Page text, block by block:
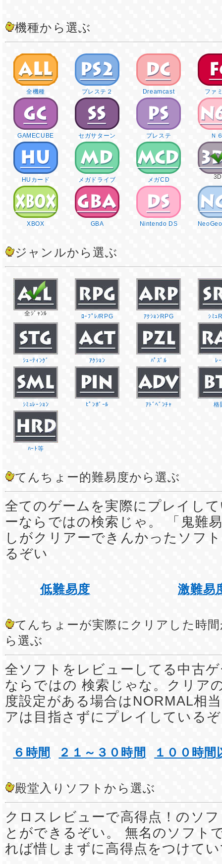
機種から選ぶ
全機種 プレステ２ Dreamcast ファ
GAMECUBE セガサターン プレステ Ｎ
HUカード メガドライブ メガCD
XBOX GBA Nintendo DS
ジャンルから選ぶ
全ｼﾞｬﾝﾙ ﾛｰﾌﾟﾚ/RPG ｱｸｼｮﾝRPG ｼﾐｭ
ｼｭｰﾃｨﾝｸﾞ ｱｸｼｮﾝ ﾊﾟｽﾞﾙ ﾚ
ｼﾐｭﾚｰｼｮﾝ ﾋﾟﾝﾎﾞｰﾙ ｱﾄﾞﾍﾞﾝﾁｬ 格
ﾊｰﾄ等
てんちょー的難易度から選ぶ
全てのゲームを実際にプレイし
ーならではの検索じゃ。 「鬼難
しがクリアーできんかったソフ
るぞい
低難易度 激難易
てんちょーが実際にクリアした時
ら選ぶ
全ソフトをレビューしてる中古
ならではの 検索じゃな。クリア
度設定がある場合はNORMAL相
アは目指さずにプレイしている
６時間 ２１～３０時間 １００時間
殿堂入りソフトから選ぶ
クロスレビューで高得点！のソ
とができるぞい。 無名のソフト
れば惜しまずに高得点をつけて